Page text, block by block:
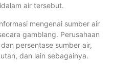
air tersebut.
mengenai sumber air
gamblang. Perusahaan
persentase sumber air,
dan lain sebagainya.